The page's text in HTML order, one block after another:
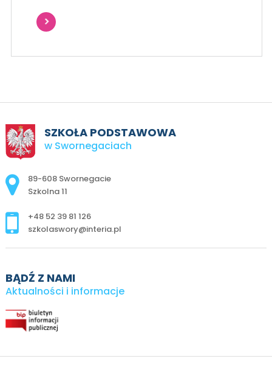
SZKOŁA PODSTAWOWA
w Swornegaciach
Adres pocztowy:
89-608 Swornegacie
Szkolna 11
+48 52 39 81 126
szkolaswory@interia.pl
BĄDŹ Z NAMI
Aktualności i informacje